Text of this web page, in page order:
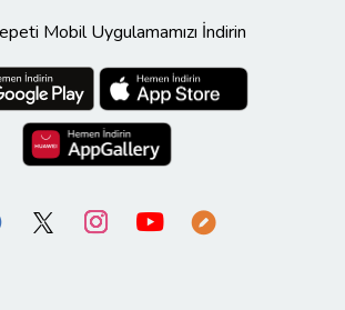
Mobil Uygulamamızı İndirin